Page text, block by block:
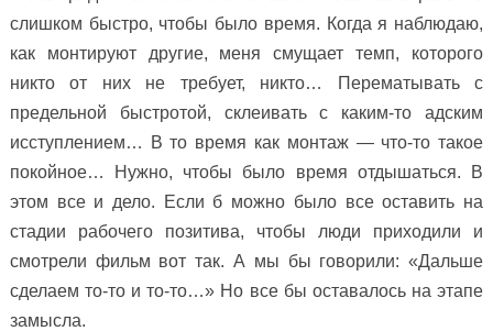
слишком быстро, чтобы было время. Когда я наблюдаю,
как монтируют другие, меня смущает темп, которого
никто от них не требует, никто… Перематывать с
предельной быстротой, склеивать с каким-то адским
исступлением… В то время как монтаж — что-то такое
покойное… Нужно, чтобы было время отдышаться. В
этом все и дело. Если б можно было все оставить на
стадии рабочего позитива, чтобы люди приходили и
смотрели фильм вот так. А мы бы говорили: «Дальше
сделаем то-то и то-то…» Но все бы оставалось на этапе
замысла.